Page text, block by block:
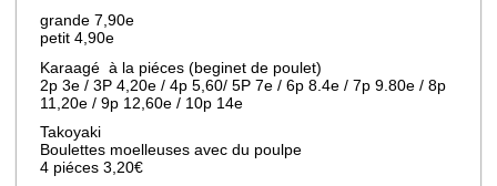
grande 7,90e
petit 4,90e
Karaagé à la piéces (beginet de poulet)
2p 3e / 3P 4,20e / 4p 5,60/ 5P 7e / 6p 8.4e / 7p 9.80e / 8p
11,20e / 9p 12,60e / 10p 14e
Takoyaki
Boulettes moelleuses avec du poulpe
4 piéces 3,20€